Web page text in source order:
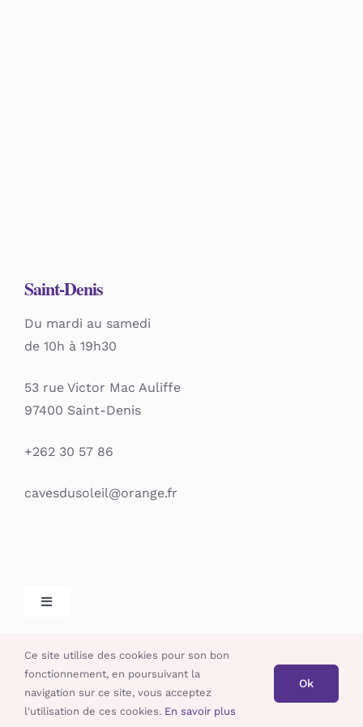
Saint-Denis
Du mardi au samedi
de 10h à 19h30
53 rue Victor Mac Auliffe
97400 Saint-Denis
+262 30 57 86
cavesdusoleil@orange.fr
Toggle
CGV / CGU
consommer avec modération.
Les caves du soleil | 2020 tous droits reservés | par Wopé
Ce site utilise des cookies pour son bon
fonctionnement, en poursuivant la
navigation sur ce site, vous acceptez
l'utilisation de ces cookies. En savoir plus
Ok